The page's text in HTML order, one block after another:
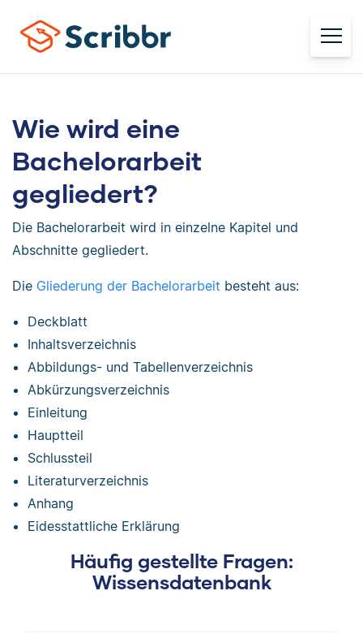
Wie wird eine
Bachelorarbeit
gegliedert?
Die Bachelorarbeit wird in einzelne Kapitel und
Abschnitte gegliedert.
Die Gliederung der Bachelorarbeit besteht aus:
Deckblatt
Inhaltsverzeichnis
Abbildungs- und Tabellenverzeichnis
Abkürzungsverzeichnis
Einleitung
Hauptteil
Schlussteil
Literaturverzeichnis
Anhang
Eidesstattliche Erklärung
Häufig gestellte Fragen:
Wissensdatenbank